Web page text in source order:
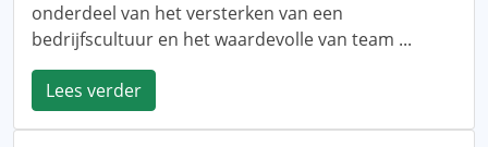
onderdeel van het versterken van een
bedrijfscultuur en het waardevolle van team ...
Lees verder